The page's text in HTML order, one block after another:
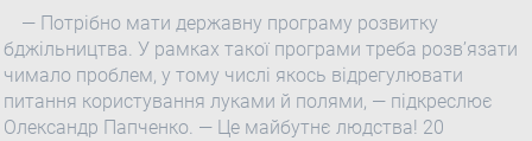
— Потрібно мати державну програму розвитку
бджільництва. У рамках такої програми треба розв’язати
чимало проблем, у тому числі якось відрегулювати
питання користування луками й полями, — підкреслює
Олександр Папченко. — Це майбутнє людства! 20